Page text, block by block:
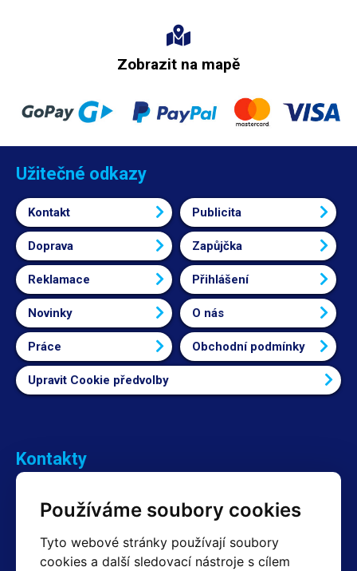
Používáme soubory cookies
Tyto webové stránky používají soubory
cookies a další sledovací nástroje s cílem
Zobrazit na mapě
Užitečné odkazy
Kontakt Publicita
Doprava Zapůjčka
Reklamace Přihlášení
Novinky O nás
Práce Obchodní podmínky
Upravit Cookie předvolby
Kontakty
+420 603 357 606 +420 605 234 204
Fakturační a expediční oddělení